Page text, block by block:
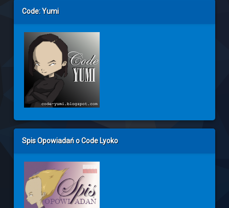
Code: Yumi
Spis Opowiadań o Code Lyoko